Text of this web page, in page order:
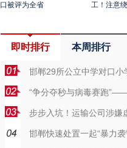
口被评为全省
工！注意
即时排行 本周排行
邯郸29所公立中学对口小
“争分夺秒与病毒赛跑
步步入坑！运输公司涉嫌
邯郸快速处置一起“暴力袭